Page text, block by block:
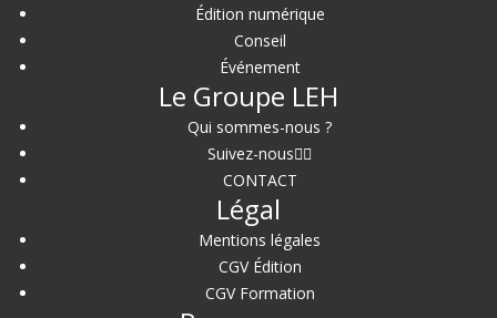
Édition numérique
Conseil
Événement
Le Groupe LEH
Qui sommes-nous ?
Suivez-nous
CONTACT
Légal
Mentions légales
CGV Édition
CGV Formation